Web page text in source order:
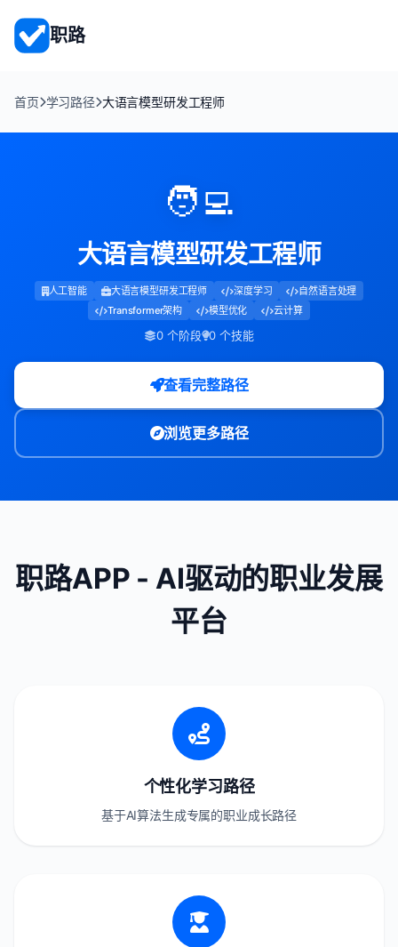
职路
首页 学习路径 大语言模型研发工程师
🧑‍💻
大语言模型研发工程师
人工智能 大语言模型研发工程师 深度学习
自然语言处理
Transformer架构
模型优化 云计算
0 个阶段 0 个技能
查看完整路径
浏览更多路径
职路APP - AI驱动的职业发展
平台
个性化学习路径
基于AI算法生成专属的职业成长路径